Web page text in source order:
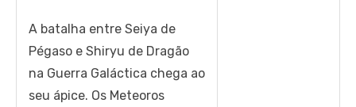
A batalha entre Seiya de
Pégaso e Shiryu de Dragão
na Guerra Galáctica chega ao
seu ápice. Os Meteoros